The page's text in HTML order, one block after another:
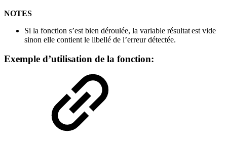
NOTES
Si la fonction s’est bien déroulée, la variable résultat est vide
sinon elle contient le libellé de l’erreur détectée.
Exemple d’utilisation de la fonction: